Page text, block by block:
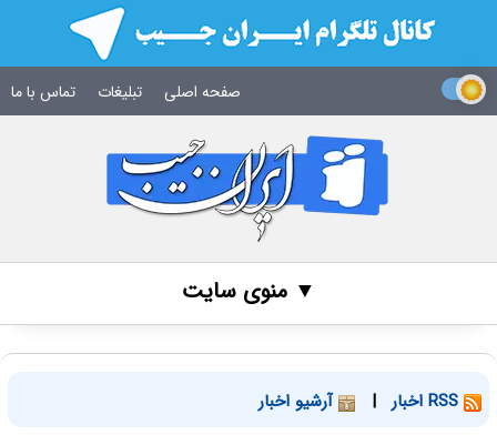
صفحه اصلی تبلیغات تماس با ما
▼ منوی سایت
| آرشیو اخبار